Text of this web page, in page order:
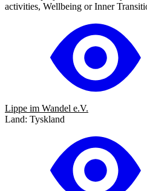
activities, Wellbeing or Inner
Lippe im Wandel e.V.
Land: Tyskland